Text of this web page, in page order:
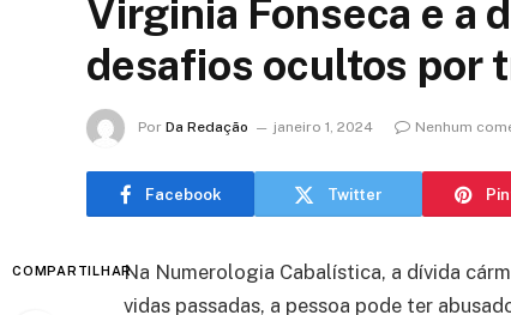
Virginia Fonseca e a
desafios ocultos por
Por Da Redação janeiro 1, 2024 Nenhum
Facebook Twitter
COMPARTILHARNa Numerologia Cabalística, a dívida
vidas passadas, a pessoa pode ter